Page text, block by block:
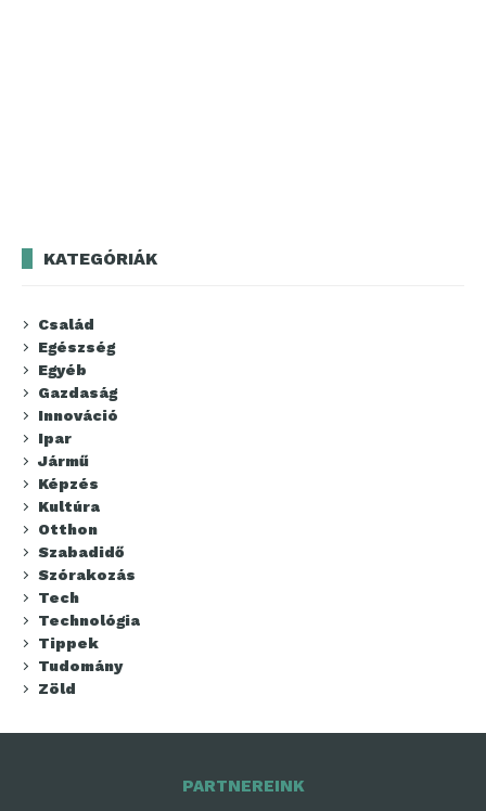
KATEGÓRIÁK
Család
Egészség
Egyéb
Gazdaság
Innováció
Ipar
Jármű
Képzés
Kultúra
Otthon
Szabadidő
Szórakozás
Tech
Technológia
Tippek
Tudomány
Zöld
PARTNEREINK